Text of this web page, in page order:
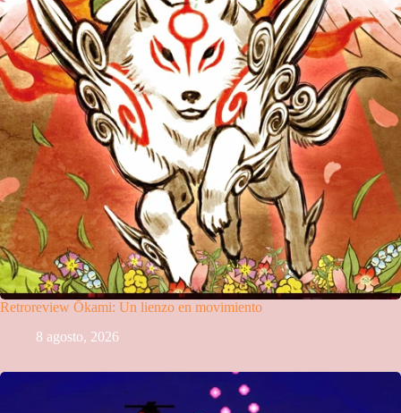
Retroreview Ōkami: Un lienzo en movimiento
8 agosto, 2026